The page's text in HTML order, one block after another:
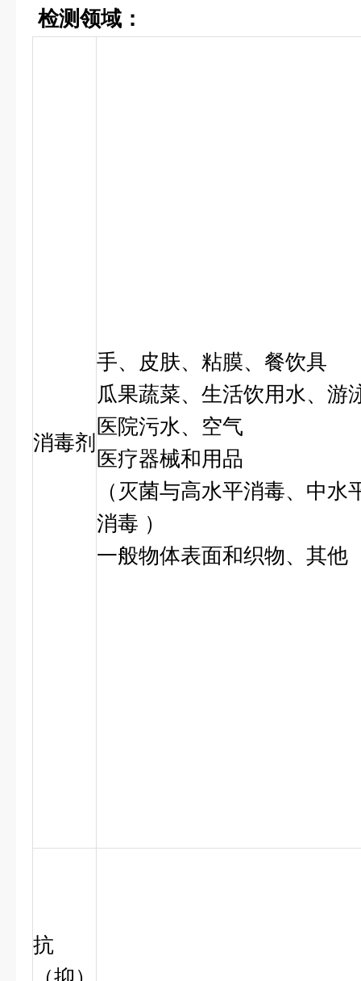
检测领域：
消毒剂
手、皮肤、粘膜、餐饮具
瓜果蔬菜、生活饮用水、游
医院污水、空气
医疗器械和用品
（灭菌与高水平消毒、中水
消毒 ）
一般物体表面和织物、其他
抗